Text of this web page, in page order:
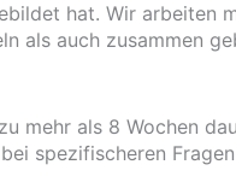
hat. Wir arbeiten
als auch zusammen
mehr als 8 Wochen
spezifischeren